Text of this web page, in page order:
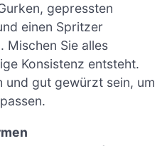
gepressten
einen Spritzer
Mischen Sie alles
Konsistenz entsteht.
und gut gewürzt sein, um